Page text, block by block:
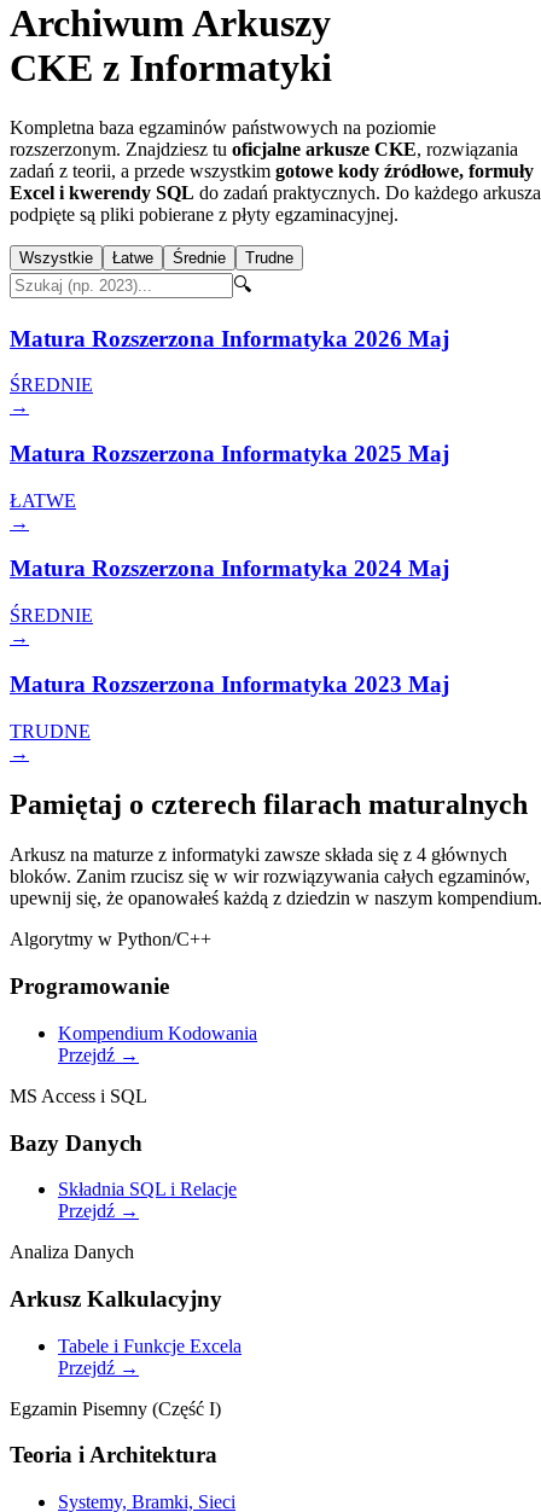
Archiwum Arkuszy
CKE z Informatyki
Kompletna baza egzaminów państwowych na poziomie
rozszerzonym. Znajdziesz tu oficjalne arkusze CKE, rozwiązania
zadań z teorii, a przede wszystkim gotowe kody źródłowe, formuły
Excel i kwerendy SQL do zadań praktycznych. Do każdego arkusza
podpięte są pliki pobierane z płyty egzaminacyjnej.
Wszystkie Łatwe Średnie Trudne
🔍
Matura Rozszerzona Informatyka 2026 Maj
ŚREDNIE
→
Matura Rozszerzona Informatyka 2025 Maj
ŁATWE
→
Matura Rozszerzona Informatyka 2024 Maj
ŚREDNIE
→
Matura Rozszerzona Informatyka 2023 Maj
TRUDNE
→
Pamiętaj o czterech filarach maturalnych
Arkusz na maturze z informatyki zawsze składa się z 4 głównych
bloków. Zanim rzucisz się w wir rozwiązywania całych egzaminów,
upewnij się, że opanowałeś każdą z dziedzin w naszym kompendium.
Algorytmy w Python/C++
Programowanie
Kompendium Kodowania
Przejdź →
MS Access i SQL
Bazy Danych
Składnia SQL i Relacje
Przejdź →
Analiza Danych
Arkusz Kalkulacyjny
Tabele i Funkcje Excela
Przejdź →
Egzamin Pisemny (Część I)
Teoria i Architektura
Systemy, Bramki, Sieci